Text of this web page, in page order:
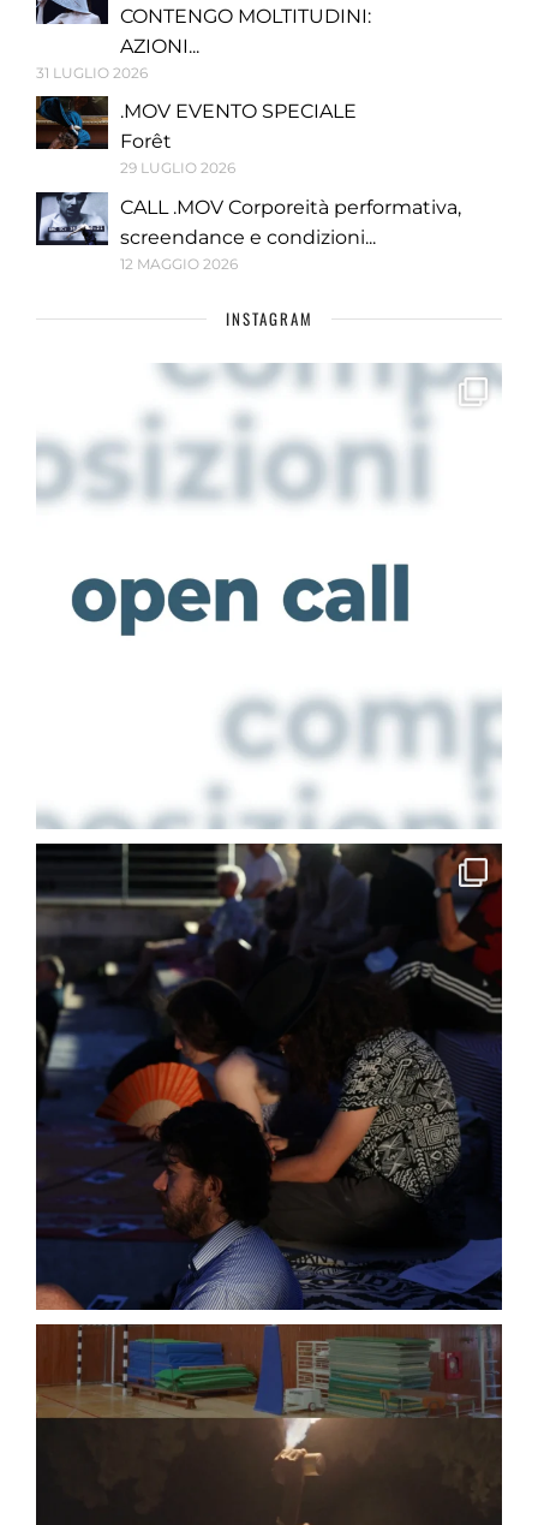
CONTENGO MOLTITUDINI:
AZIONI...
31 LUGLIO 2026
.MOV EVENTO SPECIALE
Forêt
29 LUGLIO 2026
CALL .MOV Corporeità performativa,
screendance e condizioni...
12 MAGGIO 2026
INSTAGRAM